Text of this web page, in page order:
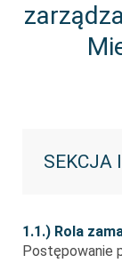
SEKCJA
1.1.) Rola
Postępowanie